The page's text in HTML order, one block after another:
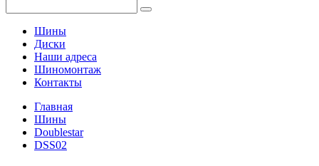
Шины
Диски
Наши адреса
Шиномонтаж
Контакты
Главная
Шины
Doublestar
DSS02